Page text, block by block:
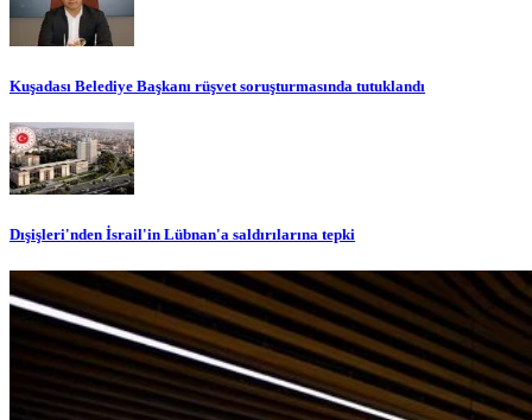
Kuşadası Belediye Başkanı rüşvet soruşturmasında tutuklandı
Dışişleri'nden İsrail'in Lübnan'a saldırılarına tepki